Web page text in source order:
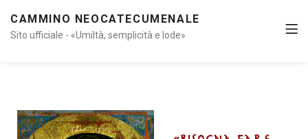
CAMMINO NEOCATECUMENALE
Sito ufficiale - «Umiltà, semplicità e lode»